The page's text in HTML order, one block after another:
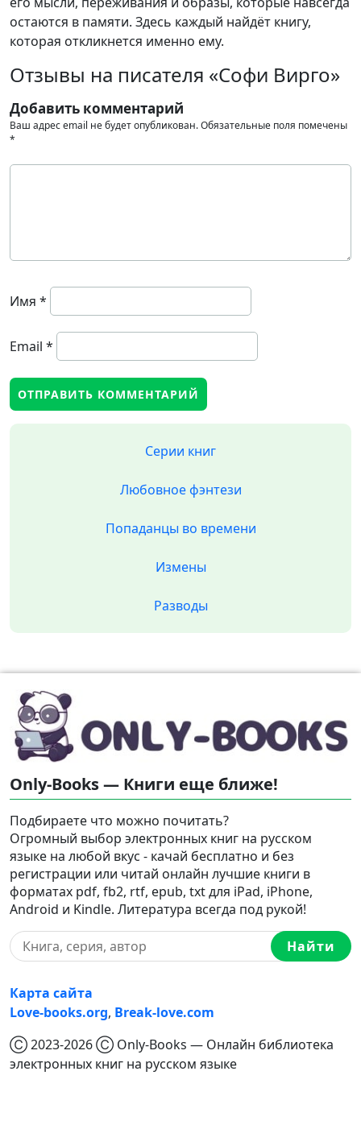
остаются в памяти. Здесь каждый найдёт книгу,
которая откликнется именно ему.
Отзывы на писателя «Софи Вирго»
Добавить комментарий
Ваш адрес email не будет опубликован.Обязательные поля помечены
*
Имя *
Email *
Серии книг
Любовное фэнтези
Попаданцы во времени
Измены
Разводы
Only-Books — Книги еще ближе!
Подбираете что можно почитать?
Огромный выбор электронных книг на русском
языке на любой вкус - качай бесплатно и без
регистрации или читай онлайн лучшие книги в
форматах pdf, fb2, rtf, epub, txt для iPad, iPhone,
Android и Kindle. Литература всегда под рукой!
Найти
Карта сайта
Love-books.org, Break-love.com
Ⓒ 2023-2026 Ⓒ Only-Books — Онлайн библиотека
электронных книг на русском языке